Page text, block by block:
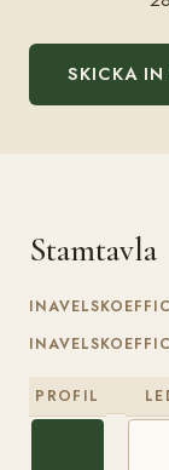
SKICKA IN
Stamtavla
PROFIL